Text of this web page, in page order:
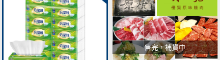
售完，補貨中